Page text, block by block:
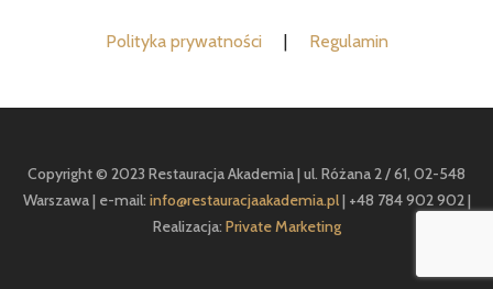
Polityka prywatności | Regulamin
Copyright © 2023 Restauracja Akademia | ul. Różana 2 / 61, 02-548
Warszawa | e-mail: info@restauracjaakademia.pl| +48 784 902 902 |
Realizacja: Private Marketing